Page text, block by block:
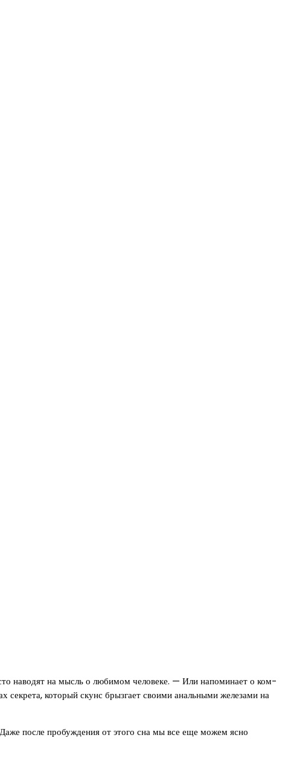
наводят на мысль о любимом человеке. — Или напоминает о ком-
который скунс брызгает своими анальными железами на
после пробуждения от этого сна мы все еще можем ясно